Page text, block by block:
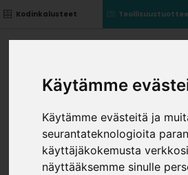
Käytämme
Käytämme evästeitä ja
seurantateknologioita
käyttäjäkokemusta
näyttääksemme sinulle
Kodinkalusteet